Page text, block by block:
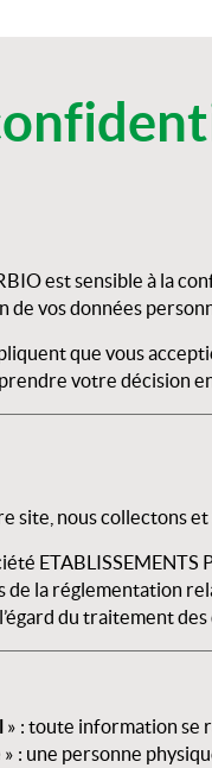
est sensible à la
vos données
que vous
votre décision
site, nous collectons
ETABLISSEMENTS
de la réglementation
du traitement
» : toute information se
» : une personne